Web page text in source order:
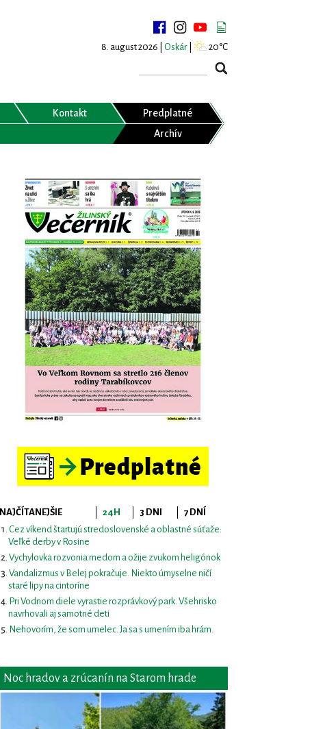
8. august 2026 | Oskár 20°C
Kontakt
Predplatné
Archív
NAJČÍTANEJŠIE 24H 3 DNI
7 DNÍ
Cez víkend štartujú stredoslovenské a oblastné súťaže:
Veľké derby v Rosine
Vychylovka rozvonia medom a ožije zvukom heligónok
Vandalizmus v Belej pokračuje. Niekto úmyselne ničí
staré lipy na cintoríne
Pri Vodnom diele vyrastie rozprávkový park. Všehrisko
navrhovali aj samotné deti
Nehovorím, že som umelec. Ja sa s umením iba hrám.
Noc hradov a zrúcanín na Starom hrade